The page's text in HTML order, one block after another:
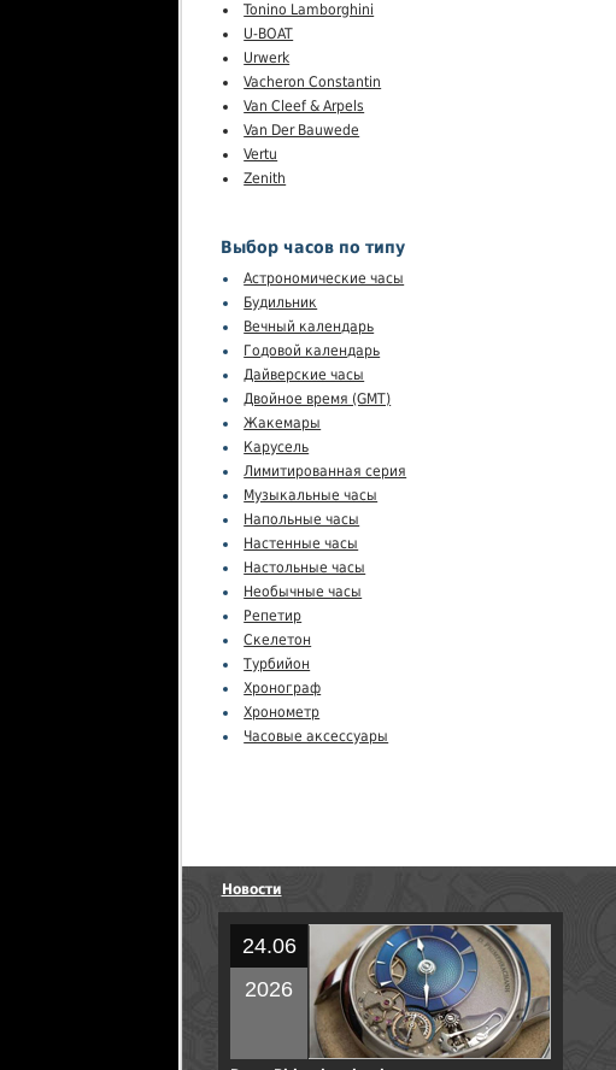
Tonino Lamborghini
U-BOAT
Urwerk
Vacheron Constantin
Van Cleef & Arpels
Van Der Bauwede
Vertu
Zenith
Выбор часов по типу
Астрономические часы
Будильник
Вечный календарь
Годовой календарь
Дайверские часы
Двойное время (GMT)
Жакемары
Карусель
Лимитированная серия
Музыкальные часы
Напольные часы
Настенные часы
Настольные часы
Необычные часы
Репетир
Скелетон
Турбийон
Хронограф
Хронометр
Часовые аксессуары
Новости
24.06
2026